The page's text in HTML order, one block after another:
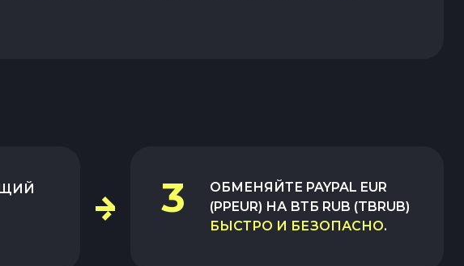
3 ОБМЕНЯЙТЕ PAYPAL EUR
(PPEUR) НА ВТБ RUB (TBRUB)
БЫСТРО И БЕЗОПАСНО.